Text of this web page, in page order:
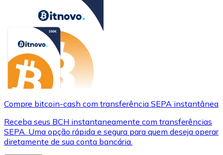
Compre bitcoin-cash com transferência SEPA instantânea
Receba seus BCH instantaneamente com transferências
SEPA. Uma opção rápida e segura para quem deseja operar
diretamente de sua conta bancária.